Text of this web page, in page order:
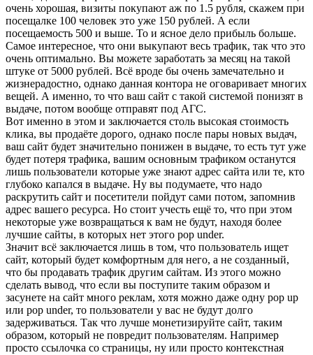
очень хорошая, визиты покупают аж по 1.5 рубля, скажем при
посещалке 100 человек это уже 150 рублей. А если
посещаемость 500 и выше. То и ясное дело прибыль больше.
Самое интересное, что они выкупают весь трафик, так что это
очень оптимально. Вы можете заработать за месяц на такой
штуке от 5000 рублей. Всё вроде бы очень замечательно и
жизнерадостно, однако данная контора не оговаривает многих
вещей. А именно, то что ваш сайт с такой системой понизят в
выдаче, потом вообще отправят под АГС.
Вот именно в этом и заключается столь высокая стоимость
клика, вы продаёте дорого, однако после пары новых выдач,
ваш сайт будет значительно понижен в выдаче, то есть тут уже
будет потеря трафика, вашим основным трафиком останутся
лишь пользователи которые уже знают адрес сайта или те, кто
глубоко капался в выдаче. Ну вы подумаете, что надо
раскрутить сайт и посетители пойдут сами потом, запомнив
адрес вашего ресурса. Но стоит учесть ещё то, что при этом
некоторые уже возвращаться к вам не будут, находя более
лучшие сайты, в которых нет этого pop under.
Значит всё заключается лишь в том, что пользователь ищет
сайт, который будет комфортным для него, а не созданный,
что бы продавать трафик другим сайтам. Из этого можно
сделать вывод, что если вы поступите таким образом и
засунете на сайт много реклам, хотя можно даже одну pop up
или pop under, то пользователи у вас не будут долго
задерживаться. Так что лучше монетизируйте сайт, таким
образом, который не повредит пользователям. Например
просто ссылочка со страницы, ну или просто контекстная